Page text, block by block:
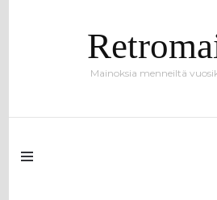
Mainoksia menneiltä